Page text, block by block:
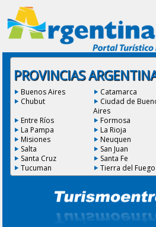
PROVINCIAS
Buenos Aires Catamarca
Chubut
Ciudad de
Aires
Entre Ríos
Formosa
La Pampa
La Rioja
Misiones
Neuquen
Salta
San Juan
Santa Cruz
Santa Fe
Tucuman
Tierra del Fuego